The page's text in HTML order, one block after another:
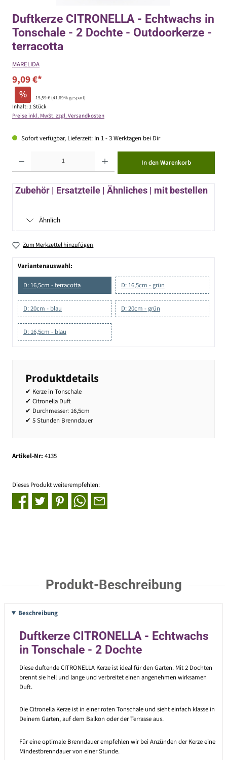
Duftkerze CITRONELLA - Echtwachs in
Tonschale - 2 Dochte - Outdoorkerze -
terracotta
MARELIDA
9,09 €*
% 15,59 €(41.69% gespart)
Inhalt: 1 Stück
Preise inkl. MwSt. zzgl. Versandkosten
Sofort verfügbar, Lieferzeit: In 1 - 3 Werktagen bei Dir
In den Warenkorb
Zubehör | Ersatzteile | Ähnliches | mit bestellen
Ähnlich
Zum Merkzettel hinzufügen
Variantenauswahl:
D: 16,5cm - terracotta D: 16,5cm - grün
D: 20cm - blau D: 20cm - grün
D: 16,5cm - blau
Produktdetails
✔ Kerze in Tonschale
✔ Citronella Duft
✔ Durchmesser: 16,5cm
✔ 5 Stunden Brenndauer
Artikel-Nr: 4135
Dieses Produkt weiterempfehlen:
Produkt-Beschreibung
Beschreibung
Duftkerze CITRONELLA - Echtwachs
in Tonschale - 2 Dochte
Diese duftende CITRONELLA Kerze ist ideal für den Garten. Mit 2 Dochten
brennt sie hell und lange und verbreitet einen angenehmen wirksamen
Duft.
Die Citronella Kerze ist in einer roten Tonschale und sieht einfach klasse in
Deinem Garten, auf dem Balkon oder der Terrasse aus.
Für eine optimale Brenndauer empfehlen wir bei Anzünden der Kerze eine
Mindestbrenndauer von einer Stunde.